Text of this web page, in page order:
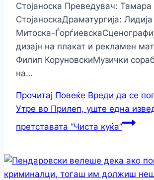
Стојаноска Превeдувач: Тамара
СтојаноскаДраматургија: Лидија
Митоска-
дизајн на плакат и рекламен
Филип КоруновскиМузички
на…
Прочитај Повеќе Вреди да се
Утре во Прилеп, уште една
претставата “Чиста куќа”